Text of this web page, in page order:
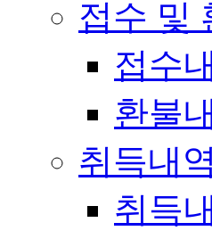
접수 및
접수
환불
취득내역
취득